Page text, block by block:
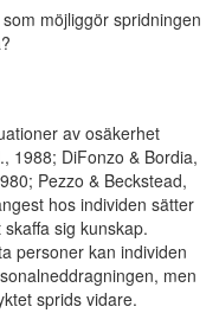
möjliggör spridningen
av osäkerhet
1988; DiFonzo & Bordia,
Pezzo & Beckstead,
hos individen sätter
sig kunskap.
personer kan individen
men
sprids vidare.